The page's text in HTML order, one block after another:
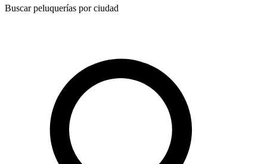
Buscar peluquerías por ciudad